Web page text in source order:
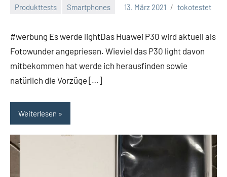
Produkttests Smartphones 13. März 2021 tokotestet
#werbung Es werde lightDas Huawei P30 wird aktuell als
Fotowunder angepriesen. Wieviel das P30 light davon
mitbekommen hat werde ich herausfinden sowie
natürlich die Vorzüge […]
Weiterlesen